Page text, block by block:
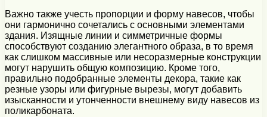
Важно также учесть пропорции и форму навесов, чтобы
они гармонично сочетались с основными элементами
здания. Изящные линии и симметричные формы
способствуют созданию элегантного образа, в то время
как слишком массивные или несоразмерные конструкции
могут нарушить общую композицию. Кроме того,
правильно подобранные элементы декора, такие как
резные узоры или фигурные вырезы, могут добавить
изысканности и утонченности внешнему виду навесов из
поликарбоната.